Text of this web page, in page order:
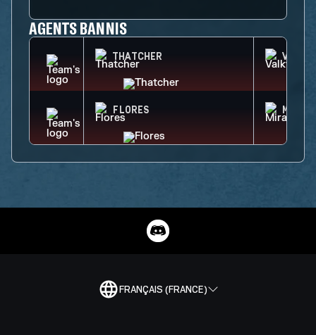
AGENTS BANNIS
THATCHER
FLORES MIRA
FRANÇAIS (FRANCE)